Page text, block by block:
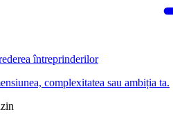
întreprinderilor
complexitatea sau ambiția ta.